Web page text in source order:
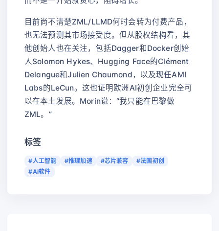
目前尚不清楚ZML/LLMD何时会转为付费产品，
也无法预测其市场接受度。但从股权结构看，其
他创始人也在关注，包括Dagger和Docker创始
人Solomon Hykes、Hugging Face的Clément
Delangue和Julien Chaumond，以及现任AMI
Labs的LeCun。这也证明欧洲AI初创企业完全可
以在本土发展。Morin说：“我只能在巴黎做
ZML。”
标签
#人工智能 #推理加速 #芯片兼容
#法国初创
#AI软件